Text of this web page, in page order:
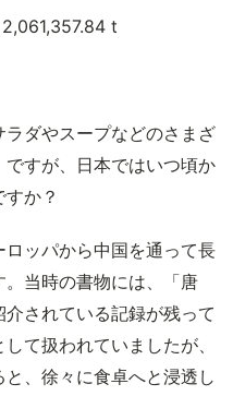
t
ダやスープなどのさまざ
すが、日本ではいつ頃か
か？
ロッパから中国を通って長
当時の書物には、「唐
されている記録が残って
て扱われていましたが、
、徐々に食卓へと浸透し